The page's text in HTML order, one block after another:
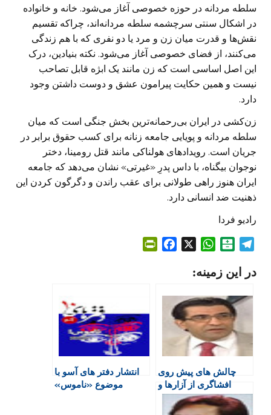
سلطه مردانه در حوزه خصوصی آغاز می‌شود. خانه و خانواده
در اشکال سنتی سرچشمه سلطه مردانه‌اند، چراکه تقسیم
نقش‌ها و قدرت میان زن و مرد یا دو نفری که با هم زندگی
می‌کنند، از فضای خصوصی آغاز می‌شود. نکته بنیادین، درک
این اصل اساسی است که زن مانند یک ابژه قابل تصاحب
نیست و همین حکایت پیرامون عشق و دوست داشتن وجود
دارد.
زن‌کشی در ایران بی‌رحمانه‌ترین بخش جنگی است که میان
سلطه مردانه و پویایی جامعه زنانه برای کسب حقوق برابر در
جریان است. رویدادهای هولناکی مانند قتل رومینا، دختر
نوجوان بیگناه، با داس پدرِ «غیرتی» نشان می‌دهد که جامعه
ایران هنوز راهی طولانی برای عقب راندن و دگرگون کردن این
ذهنیت ضد انسانی دارد.
رادیو فردا
l
g
r
a
m
t
a
r
i
n
W
a
s
A
p
p
F
r
i
e
n
در این زمینه:
چالش های پیش روی
افشاگری از آزارها و
خشونت جنسی
انتشار دفتر های آسو با
موضوع «ناموس»